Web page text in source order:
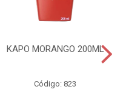
KAPO MORANGO 200ML
Código: 823